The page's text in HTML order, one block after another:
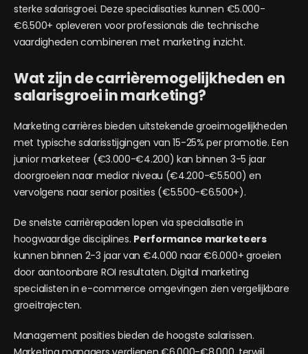
sterke salarisgroei. Deze specialisaties kunnen €5.000-
€6.500+ opleveren voor professionals die technische
vaardigheden combineren met marketing inzicht.
Wat zijn de carrièremogelijkheden en
salarisgroei in marketing?
Marketing carrières bieden uitstekende groeimogelijkheden
met typische salarisstijgingen van 15-25% per promotie. Een
junior marketeer (€3.000-€4.200) kan binnen 3-5 jaar
doorgroeien naar medior niveau (€4.200-€5.500) en
vervolgens naar senior posities (€5.500-€6.500+).
De snelste carrièrepaden lopen via specialisatie in
hoogwaardige disciplines. Performance marketeers
kunnen binnen 2-3 jaar van €4.000 naar €6.000+ groeien
door aantoonbare ROI resultaten. Digital marketing
specialisten in e-commerce omgevingen zien vergelijkbare
groeitrajecten.
Management posities bieden de hoogste salarissen.